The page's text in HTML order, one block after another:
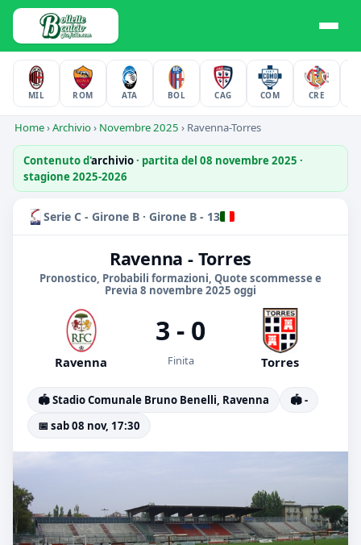
MIL ROM ATA BOL CAG COM CRE
Home›Archivio› Novembre 2025 › Ravenna-Torres
Contenuto d'archivio· partita del 08 novembre 2025 ·
stagione 2025-2026
Serie C - Girone B · Girone B - 13
Ravenna - Torres
Pronostico, Probabili formazioni, Quote scommesse e
Previa 8 novembre 2025 oggi
Ravenna
3 - 0
Finita Torres
🏟️ Stadio Comunale Bruno Benelli, Ravenna
🏟️ -
📅 sab 08 nov, 17:30